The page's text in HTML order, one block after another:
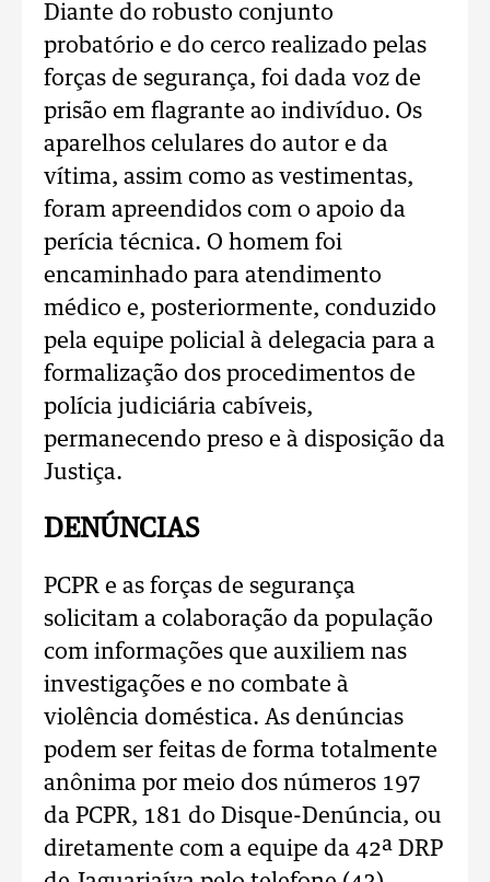
Diante do robusto conjunto
probatório e do cerco realizado pelas
forças de segurança, foi dada voz de
prisão em flagrante ao indivíduo. Os
aparelhos celulares do autor e da
vítima, assim como as vestimentas,
foram apreendidos com o apoio da
perícia técnica. O homem foi
encaminhado para atendimento
médico e, posteriormente, conduzido
pela equipe policial à delegacia para a
formalização dos procedimentos de
polícia judiciária cabíveis,
permanecendo preso e à disposição da
Justiça.
DENÚNCIAS
PCPR e as forças de segurança
solicitam a colaboração da população
com informações que auxiliem nas
investigações e no combate à
violência doméstica. As denúncias
podem ser feitas de forma totalmente
anônima por meio dos números 197
da PCPR, 181 do Disque-Denúncia, ou
diretamente com a equipe da 42ª DRP